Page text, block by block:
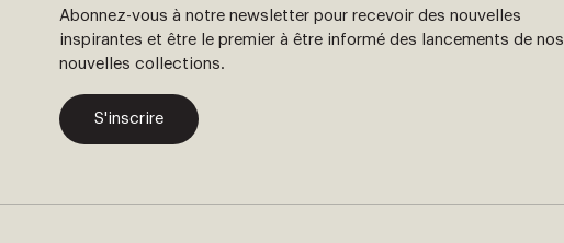
Abonnez-vous à notre newsletter pour recevoir des nouvelles
inspirantes et être le premier à être informé des lancements de nos
nouvelles collections.
S'inscrire